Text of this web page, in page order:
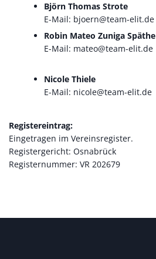
Björn Thomas Strote
E-Mail: bjoern@team-elit.de
Robin Mateo Zuniga Späthe
E-Mail: mateo@team-elit.de
Nicole Thiele
E-Mail: nicole@team-elit.de
Registereintrag:
Eingetragen im Vereinsregister.
Registergericht: Osnabrück
Registernummer: VR 202679